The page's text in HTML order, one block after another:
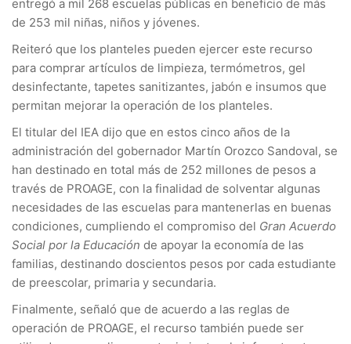
entregó a mil 268 escuelas públicas en beneficio de más
de 253 mil niñas, niños y jóvenes.
Reiteró que los planteles pueden ejercer este recurso
para comprar artículos de limpieza, termómetros, gel
desinfectante, tapetes sanitizantes, jabón e insumos que
permitan mejorar la operación de los planteles.
El titular del IEA dijo que en estos cinco años de la
administración del gobernador Martín Orozco Sandoval, se
han destinado en total más de 252 millones de pesos a
través de PROAGE, con la finalidad de solventar algunas
necesidades de las escuelas para mantenerlas en buenas
condiciones, cumpliendo el compromiso del Gran Acuerdo
Social por la Educación de apoyar la economía de las
familias, destinando doscientos pesos por cada estudiante
de preescolar, primaria y secundaria.
Finalmente, señaló que de acuerdo a las reglas de
operación de PROAGE, el recurso también puede ser